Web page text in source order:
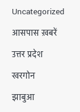
Uncategorized
आसपास ख़बरें
उत्तर प्रदेश
खरगोन
झाबुआ